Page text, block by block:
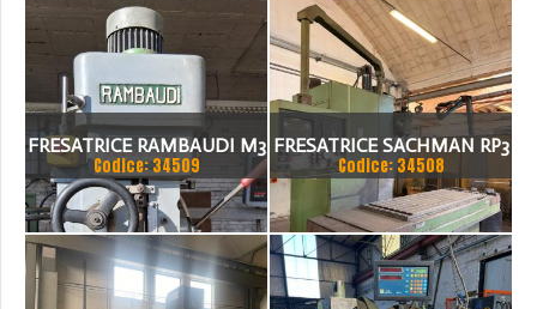
FRESATRICE RAMBAUDI M3
Codice: 34509
FRESATRICE SACHMAN RP3
Codice: 34508